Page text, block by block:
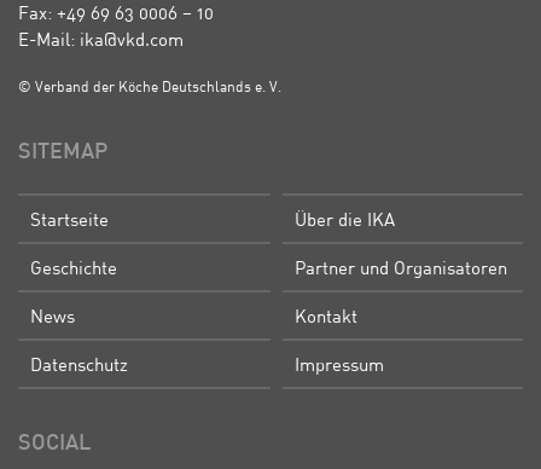
Fax: +49 69 63 0006 – 10
E-Mail: ika@vkd.com
© Verband der Köche Deutschlands e. V.
SITEMAP
Startseite Über die IKA
Geschichte Partner und Organisatoren
News Kontakt
Datenschutz Impressum
SOCIAL